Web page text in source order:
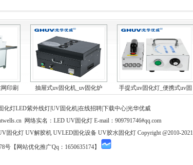
印刷
抽屉式uv固化机_uv固化炉
手提式uv固化灯_便携式uv固
化灯LED紫外线灯|UV固化机|在线招聘|下载中心|光华优威
网络实名：LED UV固化灯 E-mail：909791746#qq.com
固化灯 UV解胶机 UVLED固化设备 UV胶水固化灯 Copyright @2010-2021
号【网站优化推广Qq：1650635174】